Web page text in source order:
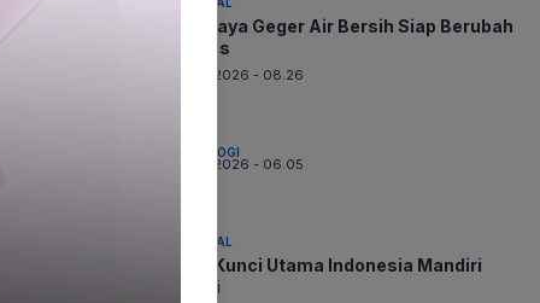
NASIONAL
Surabaya Geger Air Bersih Siap Berubah
Drastis
07-08-2026 - 08.26
TEKNOLOGI
07-08-2026 - 06.05
NASIONAL
PLTS Kunci Utama Indonesia Mandiri
Energi